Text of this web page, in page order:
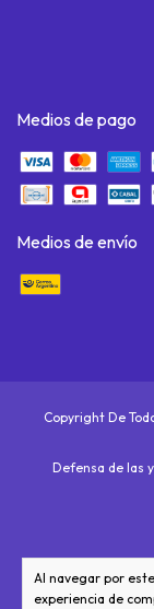
Al navegar por
experiencia de
Medios de pago
Medios de envío
Copyright De
Defensa de las